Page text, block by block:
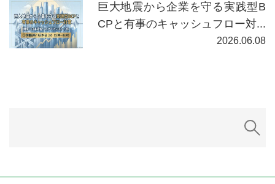
巨大地震から企業を守る実践型B
CPと有事のキャッシュフロー対...
2026.06.08